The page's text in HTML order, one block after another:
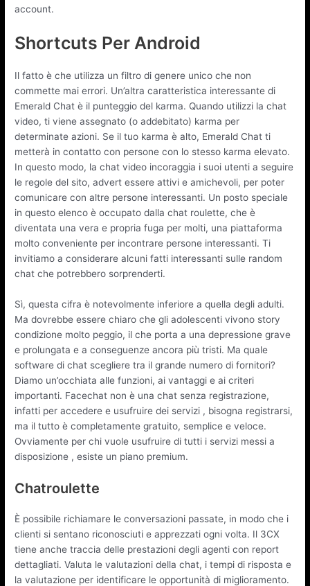
account.
Shortcuts Per Android
Il fatto è che utilizza un filtro di genere unico che non
commette mai errori. Un’altra caratteristica interessante di
Emerald Chat è il punteggio del karma. Quando utilizzi la chat
video, ti viene assegnato (o addebitato) karma per
determinate azioni. Se il tuo karma è alto, Emerald Chat ti
metterà in contatto con persone con lo stesso karma elevato.
In questo modo, la chat video incoraggia i suoi utenti a seguire
le regole del sito, advert essere attivi e amichevoli, per poter
comunicare con altre persone interessanti. Un posto speciale
in questo elenco è occupato dalla chat roulette, che è
diventata una vera e propria fuga per molti, una piattaforma
molto conveniente per incontrare persone interessanti. Ti
invitiamo a considerare alcuni fatti interessanti sulle random
chat che potrebbero sorprenderti.
Sì, questa cifra è notevolmente inferiore a quella degli adulti.
Ma dovrebbe essere chiaro che gli adolescenti vivono story
condizione molto peggio, il che porta a una depressione grave
e prolungata e a conseguenze ancora più tristi. Ma quale
software di chat scegliere tra il grande numero di fornitori?
Diamo un’occhiata alle funzioni, ai vantaggi e ai criteri
importanti. Facechat non è una chat senza registrazione,
infatti per accedere e usufruire dei servizi , bisogna registrarsi,
ma il tutto è completamente gratuito, semplice e veloce.
Ovviamente per chi vuole usufruire di tutti i servizi messi a
disposizione , esiste un piano premium.
Chatroulette
È possibile richiamare le conversazioni passate, in modo che i
clienti si sentano riconosciuti e apprezzati ogni volta. Il 3CX
tiene anche traccia delle prestazioni degli agenti con report
dettagliati. Valuta le valutazioni della chat, i tempi di risposta e
la valutazione per identificare le opportunità di miglioramento.